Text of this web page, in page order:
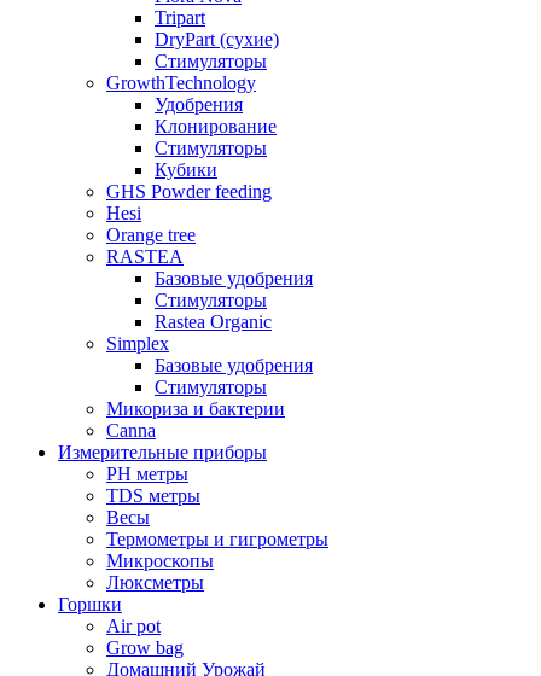
Tripart
DryPart (сухие)
Стимуляторы
GrowthTechnology
Удобрения
Клонирование
Стимуляторы
Кубики
GHS Powder feeding
Hesi
Orange tree
RASTEA
Базовые удобрения
Стимуляторы
Rastea Organic
Simplex
Базовые удобрения
Стимуляторы
Микориза и бактерии
Canna
Измерительные приборы
PH метры
TDS метры
Весы
Термометры и гигрометры
Микроскопы
Люксметры
Горшки
Air pot
Grow bag
Домашний Урожай